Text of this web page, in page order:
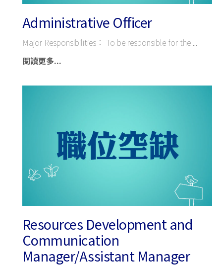
Administrative Officer
Major Responsibilities： To be responsible for the
閱讀更多...
Resources Development and
Communication
Manager/Assistant Manager